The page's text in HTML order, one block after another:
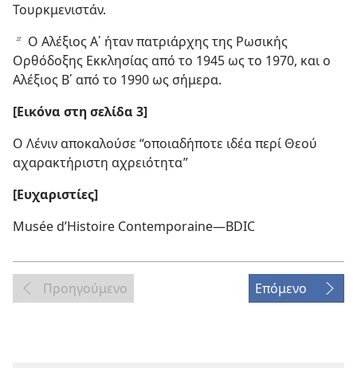
Τουρκμενιστάν.
b Ο Αλέξιος Α΄ ήταν πατριάρχης της Ρωσικής
Ορθόδοξης Εκκλησίας από το 1945 ως το 1970, και ο
Αλέξιος Β΄ από το 1990 ως σήμερα.
[Εικόνα στη σελίδα 3]
Ο Λένιν αποκαλούσε “οποιαδήποτε ιδέα περί Θεού
αχαρακτήριστη αχρειότητα”
[Ευχαριστίες]
Musée d’Histoire Contemporaine—BDIC
Προηγούμενο Επόμενο